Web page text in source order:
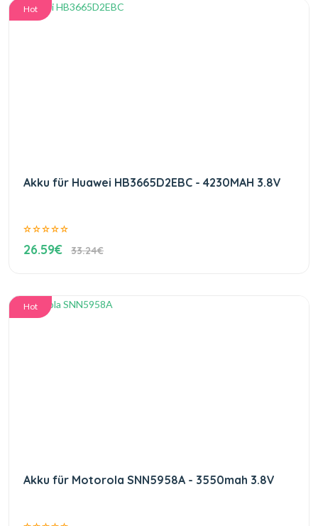
Hot
Akku für Huawei HB3665D2EBC - 4230MAH 3.8V
26.59€ 33.24€
Hot
Akku für Motorola SNN5958A - 3550mah 3.8V